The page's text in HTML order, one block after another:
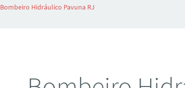
Bombeiro Hidráulico Pavuna RJ